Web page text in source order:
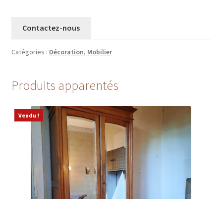
Contactez-nous
Catégories : Décoration, Mobilier
Produits apparentés
Vendu !